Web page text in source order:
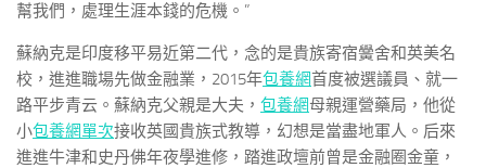
幫我們，處理生涯本錢的危機。”
蘇納克是印度移平易近第二代，念的是貴族寄宿黌舍和英美名
校，進進職場先做金融業，2015年包養網首度被選議員、就一
路平步青云。蘇納克父親是大夫， 包養網母親運營藥局，他從
小包養網單次接收英國貴族式教導，幻想是當盡地軍人。后來
進進牛津和史丹佛年夜學進修，踏進政壇前曾是金融圈金童，